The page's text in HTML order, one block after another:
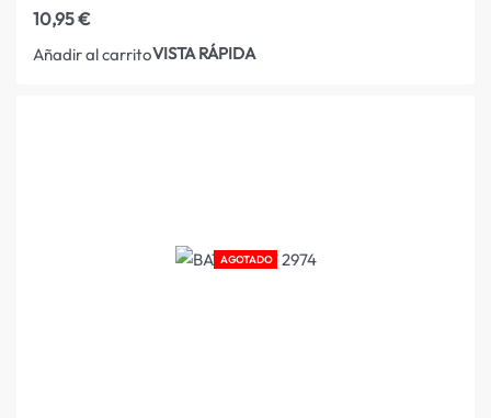
10,95€
Añadir al carritoVISTA RÁPIDA
AGOTADO